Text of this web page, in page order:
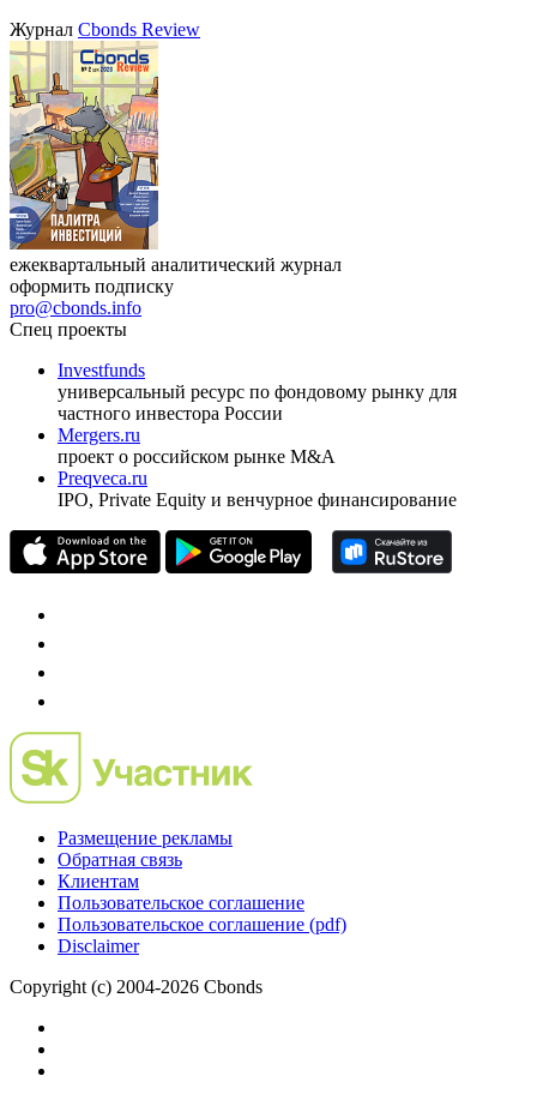
Журнал Cbonds Review
ежеквартальный аналитический журнал
оформить подписку
pro@cbonds.info
Спец проекты
Investfunds
универсальный ресурс по фондовому рынку для
частного инвестора России
Mergers.ru
проект о российском рынке M&A
Preqveca.ru
IPO, Private Equity и венчурное финансирование
Размещение рекламы
Обратная связь
Клиентам
Пользовательское соглашение
Пользовательское соглашение (pdf)
Disclaimer
Copyright (c) 2004-2026 Cbonds